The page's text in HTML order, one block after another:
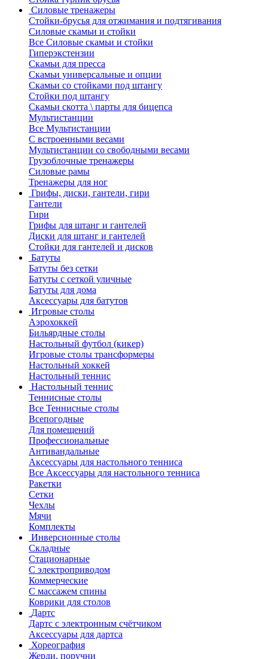
Силовые тренажеры
Стойки-брусья для отжимания и подтягивания
Силовые скамьи и стойки
Все Силовые скамьи и стойки
Гиперэкстензии
Скамьи для пресса
Скамьи универсальные и опции
Скамьи со стойками под штангу
Стойки под штангу
Скамьи скотта \ парты для бицепса
Мультистанции
Все Мультистанции
С встроенными весами
Мультистанции со свободными весами
Грузоблочные тренажеры
Силовые рамы
Тренажеры для ног
Грифы, диски, гантели, гири
Гантели
Гири
Грифы для штанг и гантелей
Диски для штанг и гантелей
Стойки для гантелей и дисков
Батуты
Батуты без сетки
Батуты с сеткой уличные
Батуты для дома
Аксессуары для батутов
Игровые столы
Аэрохоккей
Бильярдные столы
Настольный футбол (кикер)
Игровые столы трансформеры
Настольный хоккей
Настольный теннис
Настольный теннис
Теннисные столы
Все Теннисные столы
Всепогодные
Для помещений
Профессиональные
Антивандальные
Аксессуары для настольного тенниса
Все Аксессуары для настольного тенниса
Ракетки
Сетки
Чехлы
Мячи
Комплекты
Инверсионные столы
Складные
Стационарные
С электроприводом
Коммерческие
С массажем спины
Коврики для столов
Дартс
Дартс с электронным счётчиком
Аксессуары для дартса
Хореография
Жерди, поручни